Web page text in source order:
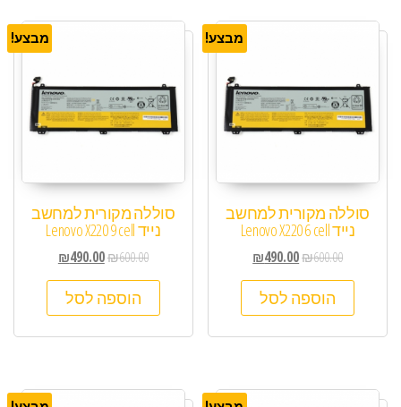
מבצע!
סוללה מקורית למחשב
נייד Lenovo X220 6 cell
₪600.00
₪490.00
הוספה לסל
מבצע!
סוללה מקורית למחשב
נייד Lenovo X220 9 cell
₪600.00
₪490.00
הוספה לסל